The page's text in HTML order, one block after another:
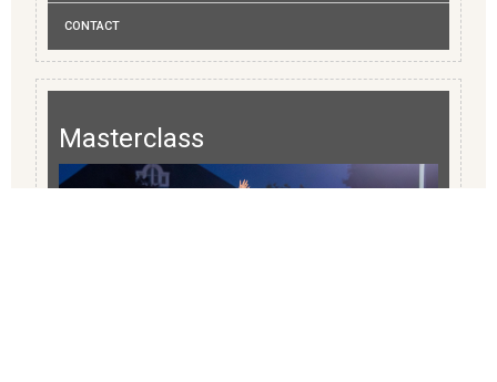
CONTACT
Masterclass